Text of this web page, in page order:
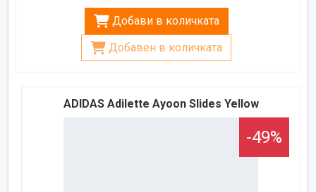
Добави в количката
Добавен в количката
ADIDAS Adilette Ayoon Slides Yellow
-49%